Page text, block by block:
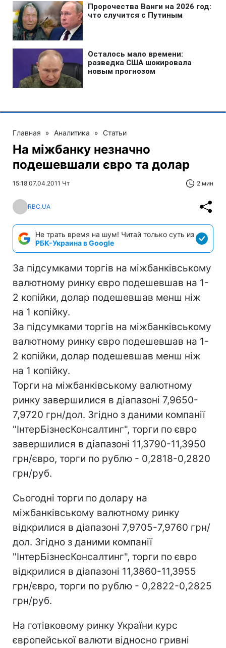
Главная » Аналитика » Статьи
На міжбанку незначно
подешевшали євро та долар
15:18 07.04.2011 Чт 2 мин
RBC.UA
Не трать время на шум! Читай только суть из
РБК-Украина в Google
За підсумками торгів на міжбанківському
валютному ринку євро подешевшав на 1-
2 копійки, долар подешевшав менш ніж
на 1 копійку.
За підсумками торгів на міжбанківському
валютному ринку євро подешевшав на 1-
2 копійки, долар подешевшав менш ніж
на 1 копійку.
Торги на міжбанківському валютному
ринку завершилися в діапазоні 7,9650-
7,9720 грн/дол. Згідно з даними компанії
"ІнтерБізнесКонсалтинг", торги по євро
завершилися в діапазоні 11,3790-11,3950
грн/євро, торги по рублю - 0,2818-0,2820
грн/руб.
Сьогодні торги по долару на
міжбанківському валютному ринку
відкрилися в діапазоні 7,9705-7,9760 грн/
дол. Згідно з даними компанії
"ІнтерБізнесКонсалтинг", торги по євро
відкрилися в діапазоні 11,3860-11,3955
грн/євро, торги по рублю - 0,2822-0,2825
грн/руб.
На готівковому ринку України курс
європейської валюти відносно гривні